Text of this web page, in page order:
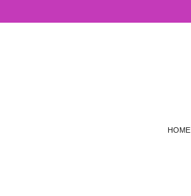
direct
HOME